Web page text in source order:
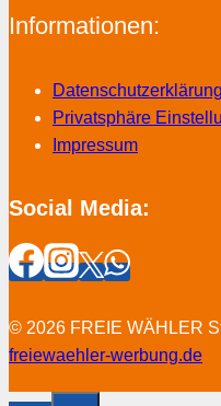
Informationen:
Datenschutzerklärung
Privatsphäre
Impressum
Social Media:
© 2026 FREIE WÄHLER
freiewaehler-werbung.de